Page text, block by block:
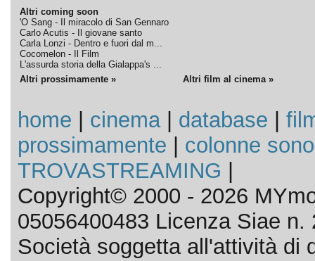
Altri coming soon
'O Sang - Il miracolo di San Gennaro
Carlo Acutis - Il giovane santo
Carla Lonzi - Dentro e fuori dal m...
Cocomelon - Il Film
L'assurda storia della Gialappa's ...
Altri prossimamente » Altri film al cinema »
home cinema| database
prossimamente
colonne
TROVASTREAMING
Copyright© 2000 - 2026
05056400483 Licenza Siae n.
Società soggetta all'attività di